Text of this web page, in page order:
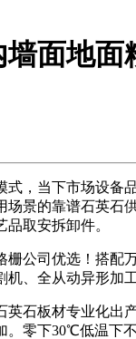
面地面
当下市场设备
景的靠谱石英
取安拆卸件。
司优选！搭配
、全从动异形
板材专业化出
零下30℃低温